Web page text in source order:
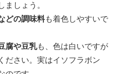
ましょう。
どの調味料も着色しやすいで
腐や豆乳も、色は白いですが
ださい。実はイソフラボン